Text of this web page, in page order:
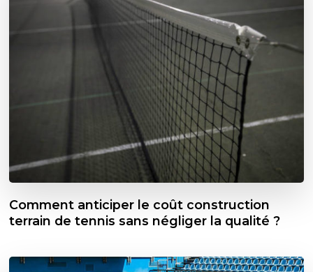
Comment anticiper le coût construction
terrain de tennis sans négliger la qualité ?